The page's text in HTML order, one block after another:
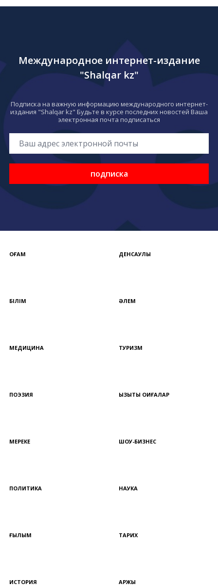
Международное интернет-издание
"Shalqar kz"
Подписка на важную информацию международного интернет-
издания "Shalqar kz" Будьте в курсе последних новостей Ваша
электронная почта подписаться
подписка
ҚОҒАМ ДЕНСАУЛЫҚ
БІЛІМ ӘЛЕМ
МЕДИЦИНА ТУРИЗМ
ПОЭЗИЯ ҚЫЗЫҚТЫ ОҚИҒАЛАР
МЕРЕКЕ ШОУ-БИЗНЕС
ПОЛИТИКА НАУКА
ҒЫЛЫМ ТАРИХ
ИСТОРИЯ ҚАРЖЫ